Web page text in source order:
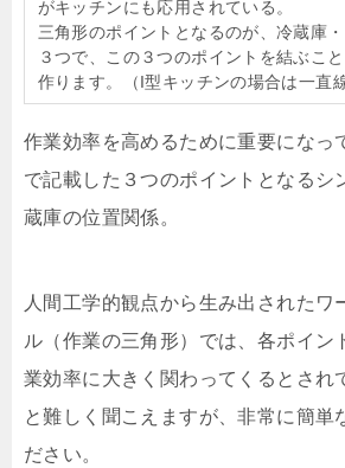
がキッチンにも応用されている。
三角形のポイントとなるのが、冷蔵庫
３つで、この３つのポイントを結ぶこ
作ります。（I型キッチンの場合は一直
作業効率を高めるために重要になっ
で記載した３つのポイントとなるシ
蔵庫の位置関係。
人間工学的観点から生み出されたワ
ル（作業の三角形）では、各ポイン
業効率に大きく関わってくるとされ
と難しく聞こえますが、非常に簡単
ださい。